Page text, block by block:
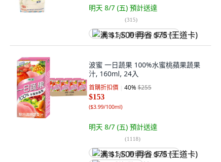
明天 8/7 (五) 預計送達
(315)
满 $1,500 再省 $75 (王道卡)
波蜜 一日蔬果 100%水蜜桃蘋果蔬果
汁, 160ml, 24入
首購折扣價 40%$255
$153
($3.99/100ml)
明天 8/7 (五) 預計送達
(1118)
满 $1,500 再省 $75 (王道卡)